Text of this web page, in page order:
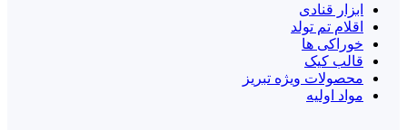
ابزار قنادی
اقلام تم تولد
خوراکی ها
قالب کیک
محصولات ویژه تبریز
مواد اولیه